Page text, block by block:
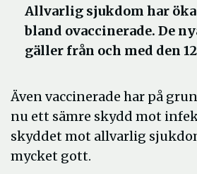
Allvarlig sjukdom har
bland ovaccinerade. De
gäller från och med den
Även vaccinerade har på
nu ett sämre skydd mot
skyddet mot allvarlig
mycket gott.